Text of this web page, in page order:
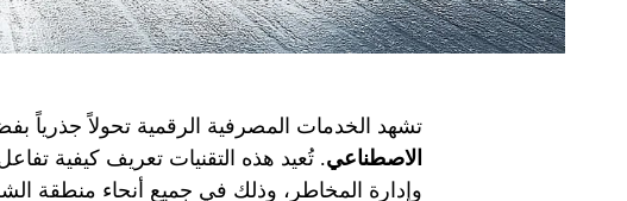
تشهد الخدمات المصرفية الرقمية تحولاً جذرياً
الاصطناعي. تُعيد هذه التقنيات تعريف كيفية